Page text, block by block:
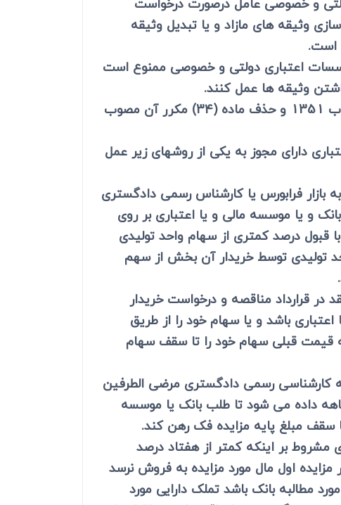
وثیقه های مازاد و یا تبدیل وثیقه
است.
اعتباری دولتی و خصوصی ممنوع است
وثیقه ها عمل کنند.
پ ـ متن زیر به عنوان تبصره (4) به ماده واحده قانون اصلاح ماده (34) اصلاحی قانون ثبت مصوب 1351 و حذف ماده (34) مکرر آن مصوب
دارای مجوز به یکی از روشهای زیر عمل
بازار فرابورس یا کارشناس رسمی دادگستری
و یا موسسه مالی و یا اعتباری بر روی
قبول درصد کمتری از سهام واحد تولیدی
تولیدی توسط خریدار آن بخش از سهم
قرارداد مناقصه و درخواست خریدار
باشد و یا سهام خود را از طریق
قیمت قبلی سهام خود را تا سقف سهام
کارشناسی رسمی دادگستری مرضی الطرفین
داده می شود تا طلب بانک یا موسسه
سقف مبلغ پایه مزایده فک رهن کند.
مشروط بر اینکه کمتر از هفتاد درصد
اول مال مورد مزایده به فروش نرسد
مطالبه بانک باشد تملک دارایی مورد